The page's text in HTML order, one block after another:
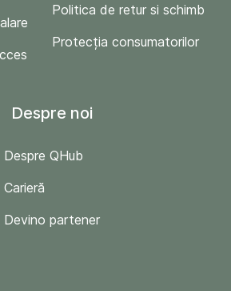
Politica de retur si schimb
Protecția consumatorilor
Despre noi
Despre QHub
Carieră
Devino partener